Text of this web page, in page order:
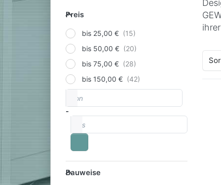
Preis
Preis
bis 25,00 €
bis 50,00 €
bis 75,00 €
bis 150,00 €
Preisspanne
-
Bauweise
Bauweise